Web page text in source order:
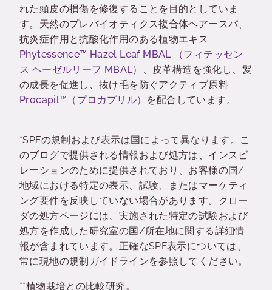
れた頭皮の損傷を修復することを目的としていま
す。 天然のプレバイオティクス複合体ヘアースパ、
抗炎症作用と抗酸化作用のある植物エキス
Phytessence™ Hazel Leaf MBAL （フィテッセン
ス ヘーゼルリーフ MBAL）
皮革構造を強化し、髪
の成長を促進し、抜け毛を防ぐアクティブ原料
Procapil™（プロカプリル） を配合しています。
*SPFの規制および表示は国によって異なります。こ
のブログで提供される情報および処方は、インスピ
レーションのために提供されており、お客様の国/
地域における特定の表示、試験、またはマーケティ
ング要件を反映していない場合があります。クロー
ダの処方ページには、実施された特定の試験および
処方を作成した研究室の国/所在地に関する詳細情
報が含まれています。正確なSPF表示については、
常に現地の規制ガイドラインを参照してください。
**植物栽培との比較研究。